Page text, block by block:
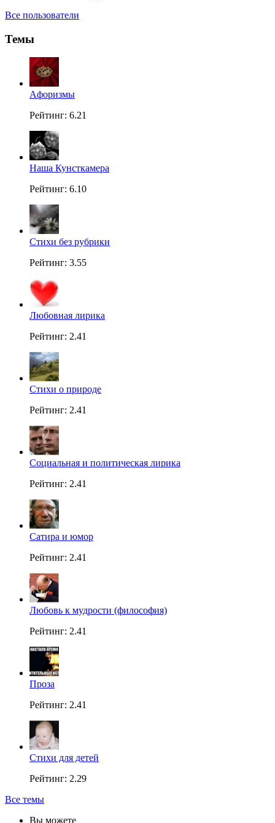
Все пользователи
Темы
Aфоризмы
Рейтинг: 6.21
Наша Кунсткамера
Рейтинг: 6.10
Стихи без рубрики
Рейтинг: 3.55
Любовная лирика
Рейтинг: 2.41
Стихи о природе
Рейтинг: 2.41
Социальная и политическая лирика
Рейтинг: 2.41
Сатира и юмор
Рейтинг: 2.41
Любовь к мудрости (философия)
Рейтинг: 2.41
Проза
Рейтинг: 2.41
Стихи для детей
Рейтинг: 2.29
Все темы
Вы можете